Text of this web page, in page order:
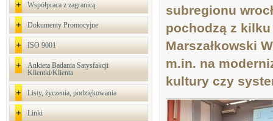
Współpraca z zagranicą
Dokumenty Promocyjne
ISO 9001
Ankieta Badania Satysfakcji
Klientki/Klienta
Listy, życzenia, podziękowania
Linki
subregionu
pochodzą z
Marszałkowski
m.in. na
kultury czy